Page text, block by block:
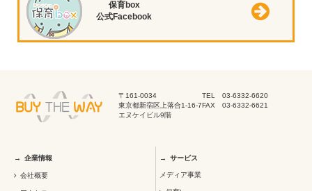
保育box
公式Facebook
〒161-0034
東京都新宿区上落合1-16-7
エヌケイビル9階
TEL 03-6332-6620
FAX 03-6332-6621
企業情報
会社概要
サービス
メディア事業